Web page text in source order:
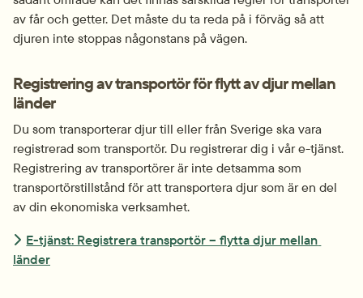
av får och getter. Det måste du ta reda på i förväg så att
djuren inte stoppas någonstans på vägen.
Registrering av transportör för flytt av djur mellan
länder
Du som transporterar djur till eller från Sverige ska vara
registrerad som transportör. Du registrerar dig i vår e-tjänst.
Registrering av transportörer är inte detsamma som
transportörstillstånd för att transportera djur som är en del
av din ekonomiska verksamhet.
E-tjänst: Registrera transportör – flytta djur mellan
länder